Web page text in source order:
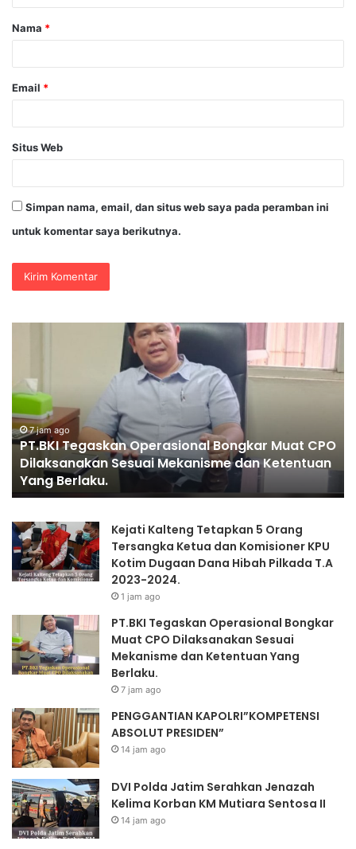
a
r
Nama *
Email *
Situs Web
Simpan nama, email, dan situs web saya pada peramban ini
untuk komentar saya berikutnya.
Bongkar
Muat
CPO
Dilaksanakan
Sesuai
Mekanisme
dan
Ketentuan
Berlaku.
7 jam ago
PT.BKI Tegaskan Operasional Bongkar Muat CPO
Dilaksanakan Sesuai Mekanisme dan Ketentuan
Yang Berlaku.
Kejati Kalteng Tetapkan 5 Orang
Tersangka Ketua dan Komisioner KPU
Kotim Dugaan Dana Hibah Pilkada T.A
2023-2024.
1 jam ago
PT.BKI Tegaskan Operasional Bongkar
Muat CPO Dilaksanakan Sesuai
Mekanisme dan Ketentuan Yang
Berlaku.
7 jam ago
PENGGANTIAN KAPOLRI”KOMPETENSI
ABSOLUT PRESIDEN”
14 jam ago
DVI Polda Jatim Serahkan Jenazah
Kelima Korban KM Mutiara Sentosa II
14 jam ago